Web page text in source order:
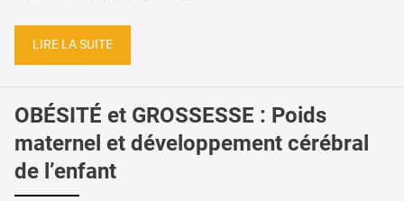
LIRE LA SUITE
OBÉSITÉ et GROSSESSE : Poids
maternel et développement cérébral
de l’enfant